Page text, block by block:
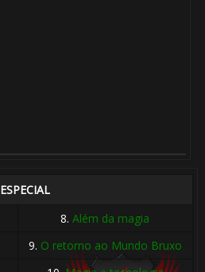
ESPECIAL
8.Além da magia
9. O retorno ao Mundo Bruxo